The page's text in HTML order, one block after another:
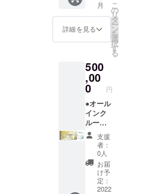
す。 ※
ハイ
ン
(12/24-
5/7、
8/1-31)
は利用
不可。
セル・
ショー
：
100％」
ていた
だきま
す。 ※
土・祝
前日、
ハイ
シーズ
(12/24-
1/10、
5/1-
5/7、
前日の
ご利用
も可
【2023
年3月31
日】ま
でにな
りま
す。 ※
ご予約
は21年3
月頃よ
り受付
を開始
させて
いただ
きます
地元の
素材を
ふんだ
朝食付
き。お
飲み物
飲み放
題。温
泉入り
放題で
す。 ロ
ゴ入り
モバイ
ルバッ
テリー
付き。
専属コ
約権
は、1組
様につ
き１枚
ずつ購
くださ
い。 ※
１枚に
つき１
泊とな
りま
す。連
泊をご
希望の
場合
は、宿
泊数分
をご購
入くだ
日宿泊
券 年
間パス
ポー
ト】 ●
ルバッ
テリー
●お礼の
メール
◆グラ
ンド
オープ
ン後
に、何
度でも
ご宿泊
いただ
ける
「リ
月
詳細を見る
こ
の
リ
タ
ー
ン
を
選
択
す
る
500
,00
0 円
●オール
インク
ルーシ
ブ付き
【ドー
ムホテ
ル型グ
ランピ
ングリ
ゾート
支援
者：
0人
お届
け予
定：
2022